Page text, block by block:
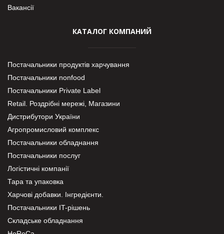
Вакансії
КАТАЛОГ КОМПАНИЙ
Постачальники продуктів харчування
Постачальники nonfood
Постачальники Private Label
Retail. Роздрібні мережі, Магазини
Дистрибутори України
Агропромисловий комплекс
Постачальники обладнання
Постачальники послуг
Логістичні компанії
Тара та упаковка
Харчові добавки. Інгредієнти.
Постачальники IT-рішень
Складське обладнання